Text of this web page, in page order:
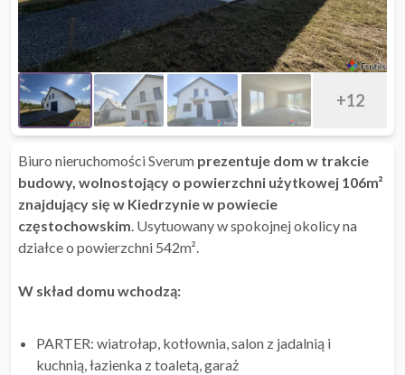
+12
Biuro nieruchomości Sverum prezentuje dom w trakcie
budowy, wolnostojący o powierzchni użytkowej 106m²
znajdujący się w Kiedrzynie w powiecie
częstochowskim. Usytuowany w spokojnej okolicy na
działce o powierzchni 542m².
W skład domu wchodzą:
PARTER: wiatrołap, kotłownia, salon z jadalnią i
kuchnią, łazienka z toaletą, garaż